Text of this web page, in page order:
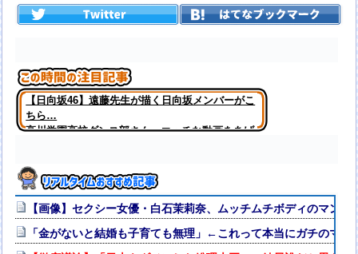
【日向坂46】遠藤先生が描く日向坂メンバーがこ
ちら…
高川学園高校ダンス部さん、エッチな動画をあげ
【画像】セクシー女優・白石茉莉奈、ムッチムチボディのマン毛
「金がないと結婚も子育ても無理」←これって本当にガチのマジ